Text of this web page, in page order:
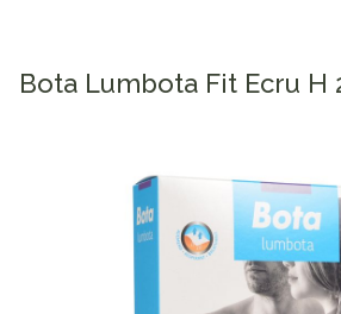
Bota Lumbota Fit Ecru H